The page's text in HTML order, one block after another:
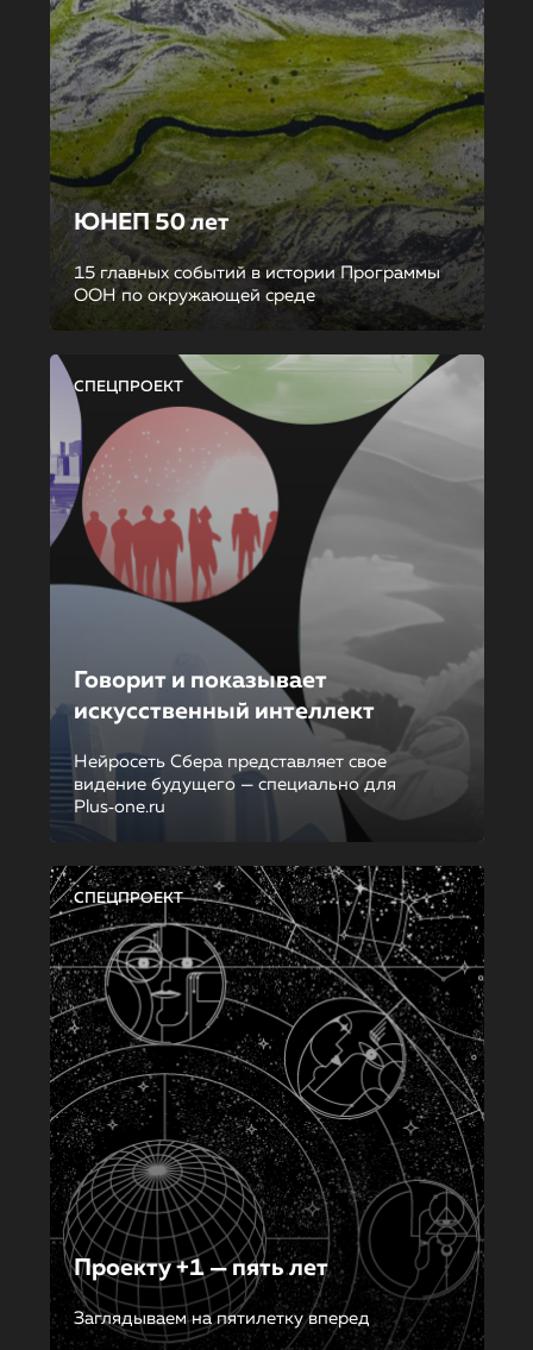
ЮНЕП 50 лет
15 главных событий в истории Программы
ООН по окружающей среде
СПЕЦПРОЕКТ
Говорит и показывает
искусственный интеллект
Нейросеть Сбера представляет свое
видение будущего — специально для
Plus‑one.ru
СПЕЦПРОЕКТ
Проекту +1 — пять лет
Заглядываем на пятилетку вперед